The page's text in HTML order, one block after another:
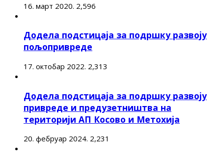
16. март 2020. 2,596
Додела подстицаја за подршку развоју
пољопривреде
17. октобар 2022. 2,313
Додела подстицаја за подршку развоју
привреде и предузетништва на
територији АП Косово и Метохија
20. фебруар 2024. 2,231